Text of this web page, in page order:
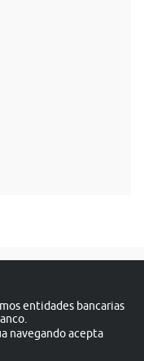
entidades bancarias
navegando acepta